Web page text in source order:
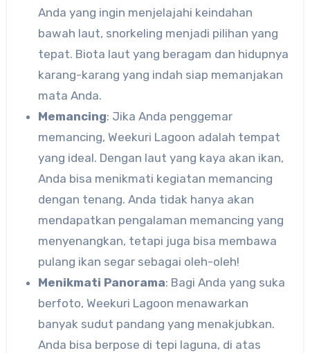
Anda yang ingin menjelajahi keindahan
bawah laut, snorkeling menjadi pilihan yang
tepat. Biota laut yang beragam dan hidupnya
karang-karang yang indah siap memanjakan
mata Anda.
Memancing: Jika Anda penggemar
memancing, Weekuri Lagoon adalah tempat
yang ideal. Dengan laut yang kaya akan ikan,
Anda bisa menikmati kegiatan memancing
dengan tenang. Anda tidak hanya akan
mendapatkan pengalaman memancing yang
menyenangkan, tetapi juga bisa membawa
pulang ikan segar sebagai oleh-oleh!
Menikmati Panorama: Bagi Anda yang suka
berfoto, Weekuri Lagoon menawarkan
banyak sudut pandang yang menakjubkan.
Anda bisa berpose di tepi laguna, di atas